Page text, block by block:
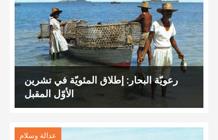
رعويّة البحار: إطلاق المئويّة في تشرين
الأوّل المقبل
عدالة وسلام